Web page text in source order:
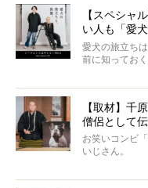
とりを目の当
愛がわたした
だかうれしく
春奈さんとア
小西がいつく
【スペシャ
い人も「愛
はやとも
愛犬の旅立ち
前に知ってお
力をもつお笑
犬の旅立ちや
インタビュア
識にも長けてい
「愛犬が旅立
【取材】千
僧侶として
お笑いコンビ
いじさん。